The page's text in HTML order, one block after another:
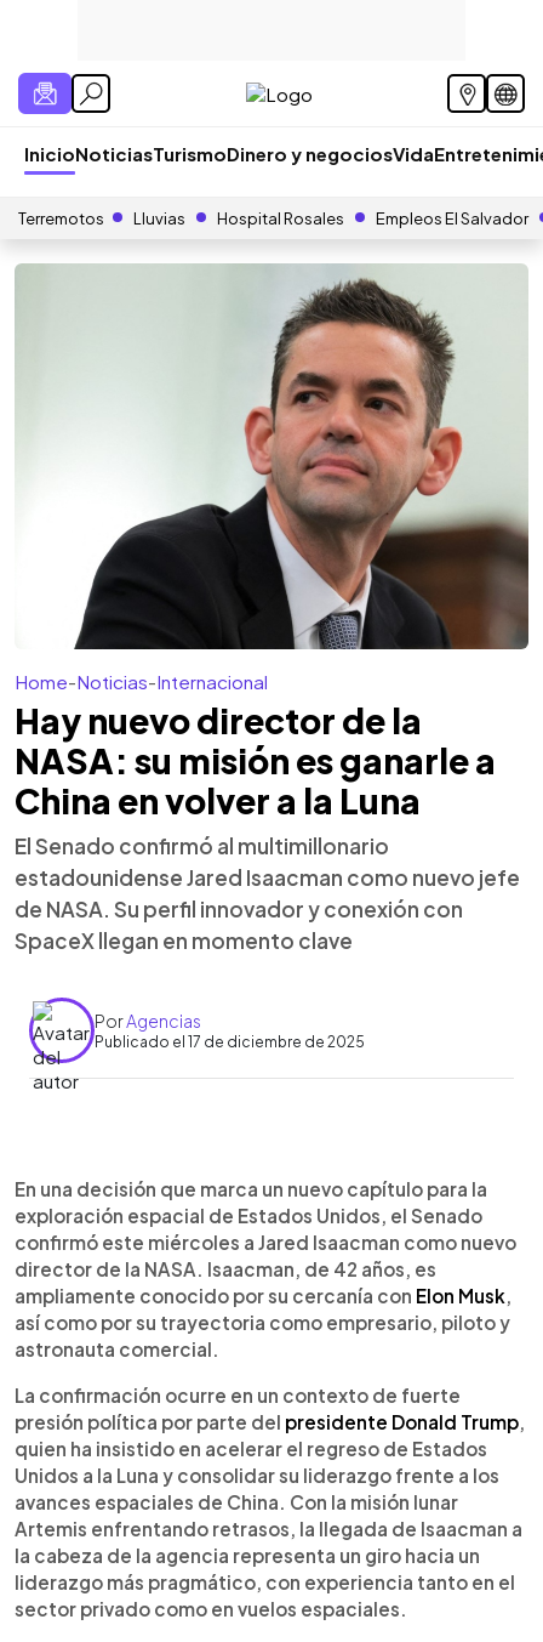
InicioNoticiasTurismoDinero y negociosVida
Terremotos Lluvias Hospital Rosales Empleos El Salvador
Home-Noticias-Internacional
Hay nuevo director de la
NASA: su misión es ganarle a
China en volver a la Luna
El Senado confirmó al multimillonario
estadounidense Jared Isaacman como nuevo jefe
de NASA. Su perfil innovador y conexión con
SpaceX llegan en momento clave
PorAgencias
Publicado el 17 de diciembre de 2025
► Escuchar artículo
Jared Isaacman fue confirmado el miércoles 17 de
diciembre como nuevo director de la NASA, con el
objetivo de acelerar el liderazgo espacial de
Estados Unidos frente a China. Empresario
millonario de 42 años, cercano a Elon Musk, fue
designado por Donald Trump en un contexto de
presión política, retrasos del programa Artemis y
ajustes presupuestarios. Fundador de Shift4
Payments y cofundador de Draken International,
combina perfil fintech, aviación militar privada y
experiencia espacial. Comandó Inspiration4 en
2021 y Polaris Dawn en 2024 junto a SpaceX.
Ahora deberá impulsar la Luna y preparar una
misión tripulada a Marte en adelante.
En una decisión que marca un nuevo capítulo para la
exploración espacial de Estados Unidos, el Senado
confirmó este miércoles a Jared Isaacman como nuevo
director de la NASA. Isaacman, de 42 años, es
ampliamente conocido por su cercanía con Elon Musk,
así como por su trayectoria como empresario, piloto y
astronauta comercial.
La confirmación ocurre en un contexto de fuerte
presión política por parte del presidente Donald Trump,
quien ha insistido en acelerar el regreso de Estados
Unidos a la Luna y consolidar su liderazgo frente a los
avances espaciales de China. Con la misión lunar
Artemis enfrentando retrasos, la llegada de Isaacman a
la cabeza de la agencia representa un giro hacia un
liderazgo más pragmático, con experiencia tanto en el
sector privado como en vuelos espaciales.